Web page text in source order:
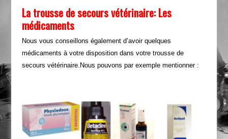
La trousse de secours vétérinaire: Les
médicaments
Nous vous conseillons également d’avoir quelques
médicaments à votre disposition dans votre trousse de
secours vétérinaire.Nous pouvons par exemple mentionner :